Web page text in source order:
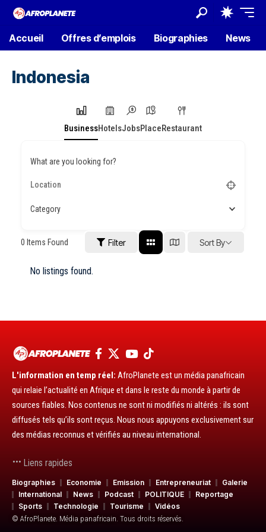
Accueil Offres d’emplois Biographies News
Indonesia
BusinessHotelsJobsPlaceRestaurant
What are you looking for?
Category
0 Items Found Filter Sort By
No listings found.
L'information en temp réel: AfroPlanete est un média panafricain
qui relaie l’actualité en Afrique et dans le reste du monde à partir de
sources fiables. Nos contenus ne sont ni modifiés ni altérés : ils sont
diffusés tels qu’ils sont reçus. Nous nous appuyons exclusivement sur
des médias reconnus et vérifiés au niveau international.
Liens rapides
Biographies Economie Emission Entrepreneuriat
Galerie
International
News Podcast POLITIQUE
Reportage
Sports
Technologie Tourisme
Vidéos
© AfroPlanete. Média panafricain. Tous droits réservés.